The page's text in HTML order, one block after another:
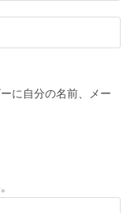
に自分の名前、メー